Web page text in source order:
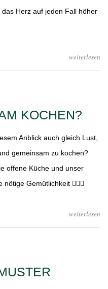
Herz auf jeden Fall höher
weiterlesen
KOCHEN?
Anblick auch gleich Lust,
gemeinsam zu kochen?
offene Küche und unser
Gemütlichkeit 👍🏻😁
weiterlesen